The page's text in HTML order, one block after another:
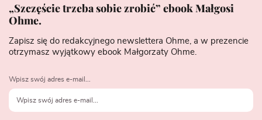
„Szczęście trzeba sobie zrobić” ebook Małgosi
Ohme.
Zapisz się do redakcyjnego newslettera Ohme, a w prezencie
otrzymasz wyjątkowy ebook Małgorzaty Ohme.
Wpisz swój adres e-mail...